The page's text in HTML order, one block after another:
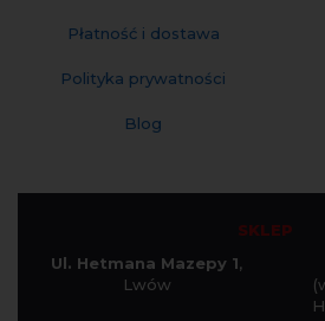
Płatność i dostawa
Polityka prywatności
Blog
SKLEP
Ul. Hetmana Mazepy 1,
Lwów